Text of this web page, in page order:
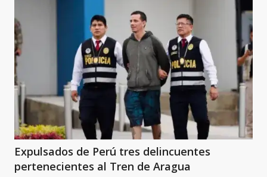
Expulsados de Perú tres delincuentes
pertenecientes al Tren de Aragua